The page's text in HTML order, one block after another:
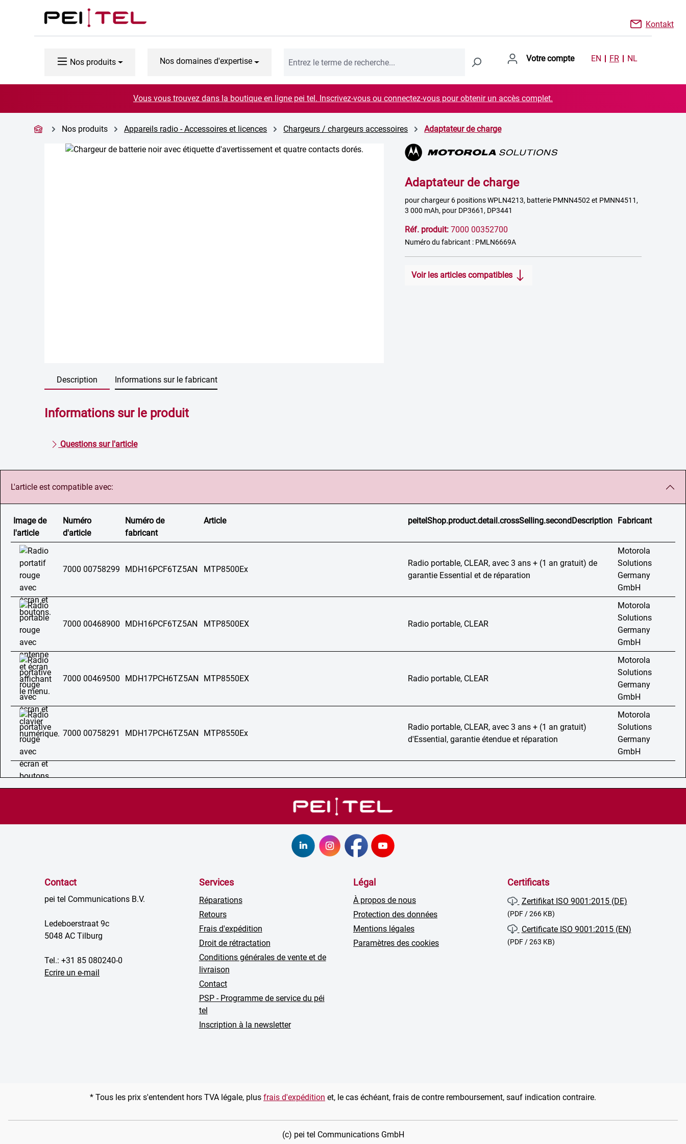
au contenu principal
Passer à la recherche
Passer à la navigation principale
Kontakt
Nos produits Nos domaines d'expertise Votre compte EN FR NL
Vous vous trouvez dans la boutique en ligne pei tel. Inscrivez-vous ou connectez-vous pour obtenir un accès complet.
Nos produits Appareils radio - Accessoires et licences Chargeurs / chargeurs accessoires Adaptateur de charge
Ignorer la galerie d'images
Adaptateur de charge
pour chargeur 6 positions WPLN4213, batterie PMNN4502 et PMNN4511,
3 000 mAh, pour DP3661, DP3441
Réf. produit: 7000 00352700
Numéro du fabricant : PMLN6669A
Voir les articles compatibles
Description Informations sur le fabricant
Informations sur le produit
Questions sur l'article
L'article est compatible avec:
Image de
l'article
Numéro
d'article
Numéro de
fabricant
Article peitelShop.product.detail.crossSelling.secondDescription Fabricant
7000 00758299 MDH16PCF6TZ5AN MTP8500Ex
Radio portable, CLEAR, avec 3 ans + (1 an gratuit) de
garantie Essential et de réparation
Motorola
Solutions
Germany
GmbH
7000 00468900 MDH16PCF6TZ5AN MTP8500EX Radio portable, CLEAR
Motorola
Solutions
Germany
GmbH
7000 00469500 MDH17PCH6TZ5AN MTP8550EX Radio portable, CLEAR
Motorola
Solutions
Germany
GmbH
7000 00758291 MDH17PCH6TZ5AN MTP8550Ex
Radio portable, CLEAR, avec 3 ans + (1 an gratuit)
d'Essential, garantie étendue et réparation
Motorola
Solutions
Germany
GmbH
Contact
pei tel Communications B.V.
Ledeboerstraat 9c
5048 AC Tilburg
Tel.: +31 85 080240-0
Ecrire un e-mail
Services
Réparations
Retours
Frais d'expédition
Droit de rétractation
Conditions générales de vente et de
livraison
Contact
PSP - Programme de service du péi
tel
Inscription à la newsletter
Légal
À propos de nous
Protection des données
Mentions légales
Paramètres des cookies
Certificats
Zertifikat ISO 9001:2015 (DE)
(PDF / 266 KB)
Certificate ISO 9001:2015 (EN)
(PDF / 263 KB)
* Tous les prix s'entendent hors TVA légale, plus frais d'expédition et, le cas échéant, frais de contre remboursement, sauf indication contraire.
(c) pei tel Communications GmbH